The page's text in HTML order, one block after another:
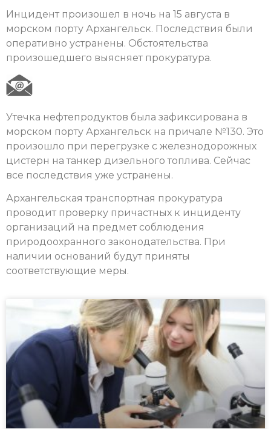
Инцидент произошел в ночь на 15 августа в
морском порту Архангельск. Последствия были
оперативно устранены. Обстоятельства
произошедшего выясняет прокуратура.
Утечка нефтепродуктов была зафиксирована в
морском порту Архангельск на причале №130. Это
произошло при перегрузке с железнодорожных
цистерн на танкер дизельного топлива. Сейчас
все последствия уже устранены.
Архангельская транспортная прокуратура
проводит проверку причастных к инциденту
организаций на предмет соблюдения
природоохранного законодательства. При
наличии оснований будут приняты
соответствующие меры.